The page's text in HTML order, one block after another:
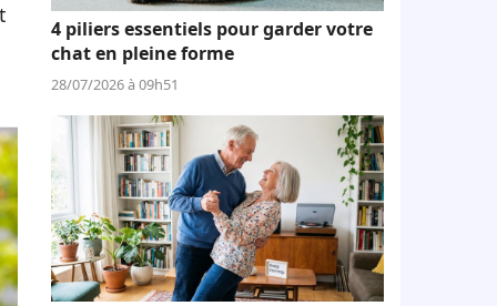
4 piliers essentiels pour garder votre
chat en pleine forme
28/07/2026 à 09h51